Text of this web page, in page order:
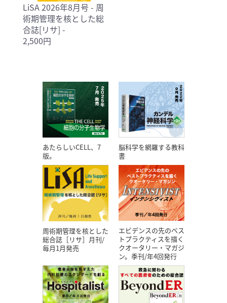
LiSA 2026年8月号 - 周
術期管理を核とした総
合誌[リサ] -
2,500円
あたらしいCELL、7
版。
脳科学を網羅する教科
書
周術期管理を核とした
総合誌［リサ］月刊/
毎月1月発売
エビデンスの先のベス
トプラクティスを描く
クオータリー・マガジ
ン。季刊/年4回発行